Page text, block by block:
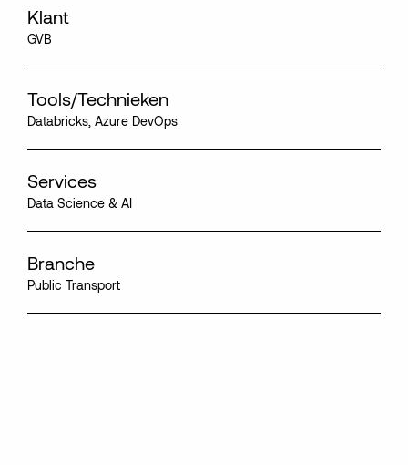
Klant
GVB
Tools/Technieken
Databricks, Azure DevOps
Services
Data Science & AI
Branche
Public Transport